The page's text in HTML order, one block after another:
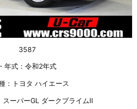
3587
・年式：令和2年式
：トヨタ ハイエース
スーパーGL ダークプライムⅡ